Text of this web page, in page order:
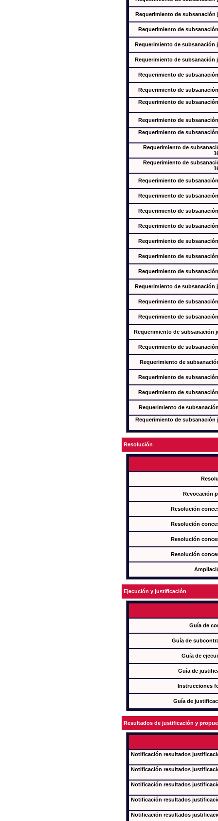
Requerimiento de subsanación
Requerimiento de
Requerimiento de subsanación
Requerimiento de subsanación
Requerimiento de
Requerimiento de
Requerimiento de
Requerimiento de
Requerimiento de
Requerimiento de
Requerimiento de
Requerimiento de
Requerimiento de
Requerimiento de
Requerimiento de
Requerimiento de
Requerimiento de
Requerimiento de
Requerimiento de subsanación
Requerimiento de
Requerimiento de
Requerimiento de subsanación
Requerimiento de
Requerimiento de
Requerimiento de
Requerimiento de
Requerimiento de
Requerimiento de
Resolución
Revocación
Resolución
Resolución
Resolución
Resolución
Ejecución y justificación
Guía de
Guía de
Guía de
Guía de
Instrucciones
Guía de
Resultados de justificación y
Notificación resultados
Notificación resultados
Notificación resultados
Notificación resultados
Notificación resultados